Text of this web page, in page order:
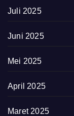
Juli 2025
Juni 2025
Mei 2025
April 2025
Maret 2025